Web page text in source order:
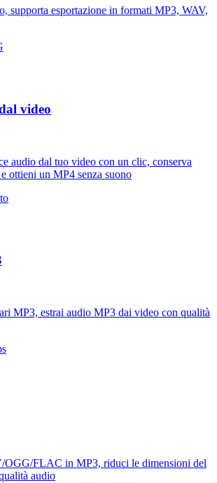
supporta esportazione in formati MP3, WAV,
video
audio dal tuo video con un clic, conserva
ottieni un MP4 senza suono
MP3, estrai audio MP3 dai video con qualità
OGG/FLAC in MP3, riduci le dimensioni del
audio